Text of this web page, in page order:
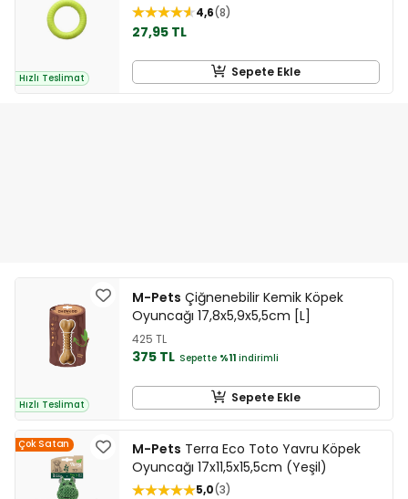
Hızlı Teslimat
4,6 8
27,95 TL
Sepete Ekle
Hızlı Teslimat
M-Pets Çiğnenebilir Kemik Köpek
Oyuncağı 17,8x5,9x5,5cm [L]
425 TL
375 TL Sepette %11 indirimli
Sepete Ekle
Çok Satan M-Pets Terra Eco Toto Yavru Köpek
Oyuncağı 17x11,5x15,5cm (Yeşil)
5,0 3